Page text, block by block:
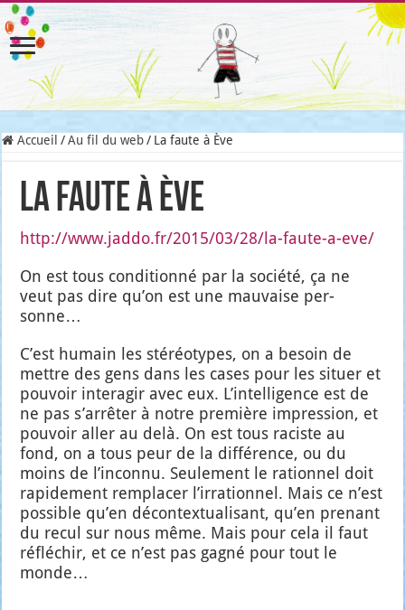
Accueil / Au fil du web / La faute à Ève
La faute à Ève
http://www.jaddo.fr/2015/03/28/la-faute-a-eve/
On est tous condi­tion­né par la socié­té, ça ne
veut pas dire qu’on est une mau­vaise per­
sonne…
C’est humain les sté­réo­types, on a besoin de
mettre des gens dans les cases pour les situer et
pou­voir inter­agir avec eux. L’in­tel­li­gence est de
ne pas s’ar­rê­ter à notre pre­mière impres­sion, et
pou­voir aller au delà. On est tous raciste au
fond, on a tous peur de la dif­fé­rence, ou du
moins de l’in­con­nu. Seule­ment le ration­nel doit
rapi­de­ment rem­pla­cer l’ir­ra­tion­nel. Mais ce n’est
pos­sible qu’en décon­tex­tua­li­sant, qu’en pre­nant
du recul sur nous même. Mais pour cela il faut
réflé­chir, et ce n’est pas gagné pour tout le
monde…